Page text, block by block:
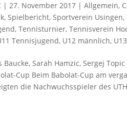
|27. November 2017 |Allgemein,
,Spielbericht,Sportverein Usingen,
,Tennisturnier,Tennisverein
Tennisjugend, U12 männlich,
Baucke, Sarah Hamzic, Sergej
Cup Beim Babolat-Cup am
die Nachwuchsspieler des